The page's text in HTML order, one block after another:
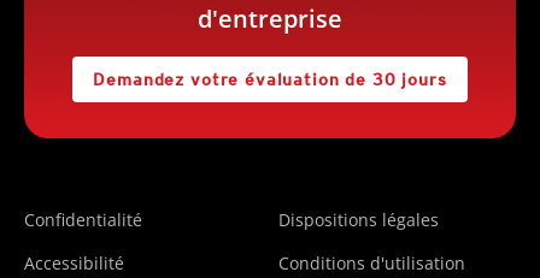
d'entreprise
Demandez votre évaluation de 30 jours
Confidentialité
Dispositions légales
Accessibilité
Conditions d'utilisation